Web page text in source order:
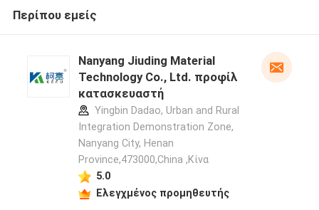
Περίπου εμείς
Nanyang Jiuding Material
Technology Co., Ltd. προφίλ
κατασκευαστή
Yingbin Dadao, Urban and Rural
Integration Demonstration Zone,
Nanyang City, Henan
Province,473000,China ,Κίνα
5.0
Ελεγχμένος προμηθευτής